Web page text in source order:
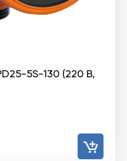
5S-130 (220 В,